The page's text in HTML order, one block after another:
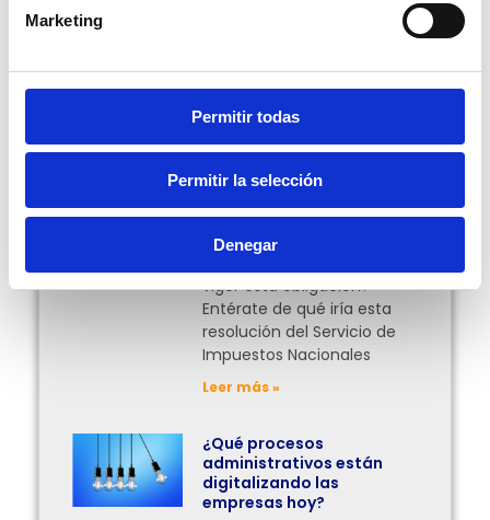
Marketing
Permitir todas
Permitir la selección
Denegar
Compartir:
Facturación en línea
obligatoria para el
traslado de mercancías
vigor esta obligación?
Entérate de qué iría esta
resolución del Servicio de
Impuestos Nacionales
Leer más »
¿Qué procesos
administrativos están
digitalizando las
empresas hoy?